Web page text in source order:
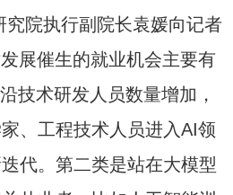
究院执行副院长袁媛向记者
展催生的就业机会主要有
技术研发人员数量增加，
、工程技术人员进入AI领
代。第二类是站在大模型